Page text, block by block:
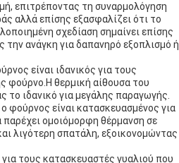
επιτρέποντας τη συναρμολόγηση
αλλά επίσης εξασφαλίζει ότι το
σχεδίαση σημαίνει επίσης
την ανάγκη για δαπανηρό εξοπλισμό ή
είναι ιδανικός για τους
φούρνο.Η θερμική αίθουσα του
το ιδανικό για μεγάλης παραγωγής.
φούρνος είναι κατασκευασμένος για
παρέχει ομοιόμορφη θέρμανση σε
λιγότερη σπατάλη, εξοικονομώντας
τους κατασκευαστές γυαλιού που